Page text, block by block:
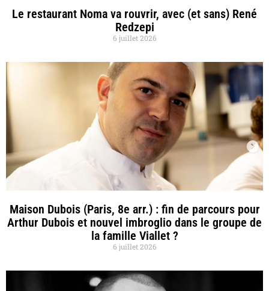
Le restaurant Noma va rouvrir, avec (et sans) René
Redzepi
6 juillet 2026
Maison Dubois (Paris, 8e arr.) : fin de parcours pour
Arthur Dubois et nouvel imbroglio dans le groupe de
la famille Viallet ?
6 juillet 2026